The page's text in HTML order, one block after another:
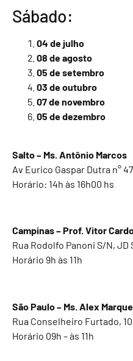
Sábado:
04 de julho
08 de agosto
05 de setembro
03 de outubro
07 de novembro
05 de dezembro
Salto – Ms. Antônio Marcos
Av Eurico Gaspar Dutra n°
Horário: 14h às 16h00 hs
Campinas – Prof. Vitor
Rua Rodolfo Panoni S/N, JD
Horário 9h às 11h
São Paulo – Ms. Alex
Rua Conselheiro Furtado,
Horário 09h – às 11h